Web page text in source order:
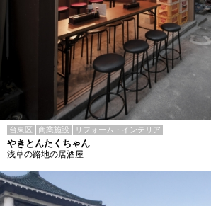
台東区 商業施設 リフォーム・インテリア
やきとんたくちゃん
浅草の路地の居酒屋